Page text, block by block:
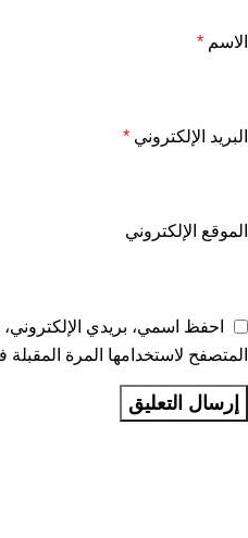
الاسم *
البريد الإلكتروني *
الموقع الإلكتروني
احفظ اسمي، بريدي الإلكتروني،
المتصفح لاستخدامها المرة المقبلة